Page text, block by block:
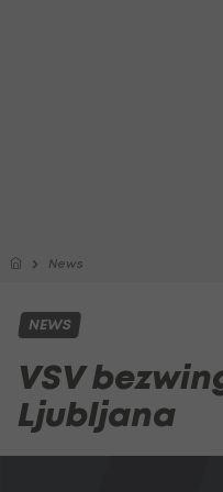
News
NEWS
VSV
Ljubljana